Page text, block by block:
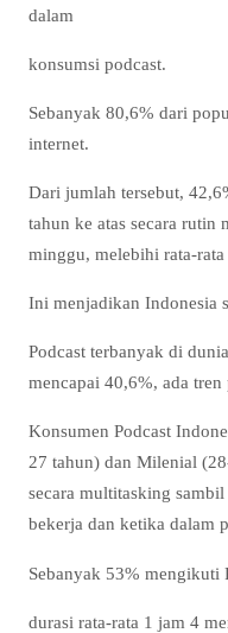
dalam
konsumsi podcast.
Sebanyak 80,6% dari
internet.
Dari jumlah tersebut,
tahun ke atas secara rutin
minggu, melebihi rata-
Ini menjadikan Indonesia
Podcast terbanyak di
mencapai 40,6%, ada
Konsumen Podcast
27 tahun) dan Milenial
secara multitasking
bekerja dan ketika dalam
Sebanyak 53% mengikuti
durasi rata-rata 1 jam 4